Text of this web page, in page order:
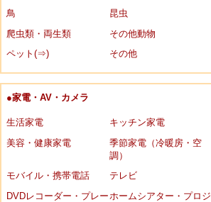
鳥
昆虫
爬虫類・両生類
その他動物
ペット(⇒)
その他
●家電・AV・カメラ
生活家電
キッチン家電
美容・健康家電
季節家電（冷暖房・空
調）
モバイル・携帯電話
テレビ
DVDレコーダー・プレー ホームシアター・プロジ